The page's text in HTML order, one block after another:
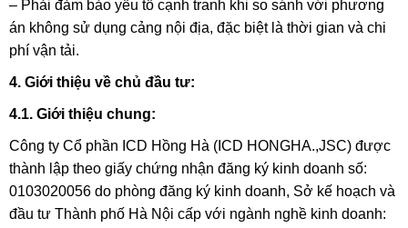
– Phải đảm bảo yếu tố cạnh tranh khi so sánh với phương
án không sử dụng cảng nội địa, đặc biệt là thời gian và chi
phí vận tải.
4. Giới thiệu về chủ đầu tư:
4.1. Giới thiệu chung:
Công ty Cổ phần ICD Hồng Hà (ICD HONGHA.,JSC) được
thành lập theo giấy chứng nhận đăng ký kinh doanh số:
0103020056 do phòng đăng ký kinh doanh, Sở kế hoạch và
đầu tư Thành phố Hà Nội cấp với ngành nghề kinh doanh: